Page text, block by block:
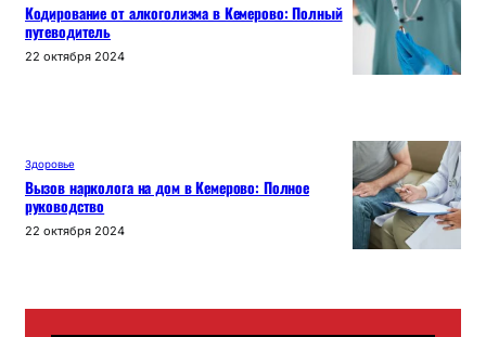
Кодирование от алкоголизма в Кемерово: Полный
путеводитель
22 октября 2024
Здоровье
Вызов нарколога на дом в Кемерово: Полное
руководство
22 октября 2024